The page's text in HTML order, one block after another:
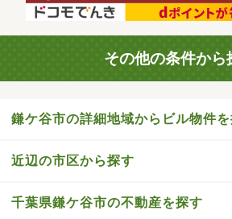
その他の条件から
鎌ケ谷市の詳細地域からビル物件
近辺の市区から探す
千葉県鎌ケ谷市の不動産を探す